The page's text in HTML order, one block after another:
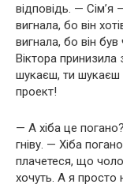
відповідь. —
вигнала, бо він
вигнала, бо він
Віктора принизила
шукаєш, ти шукаєш
проект!
— А хіба це
гніву. — Хіба
плачетеся, що
хочуть. А я просто